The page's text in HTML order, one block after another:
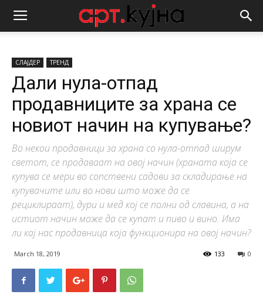
СЛАЈДЕР ТРЕНД
Дали нула-отпад
продавниците за храна се
новиот начин на купување?
Во некои продавници за храна со нула-отпад ширум
светот, се продаваат на овој начин (храната која се
купува се мери во сопствени садови за складирање на
купувачите или во нови што може да се
рециклираат), дури и мед кој се полни од славина, а на
истиот начин може да се купат и пиво и вино. Има
ли кај нас продавница која функционира на овој начин?
March 18, 2019 0
133